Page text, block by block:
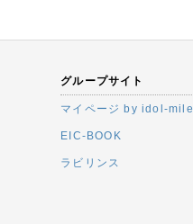
グループサイト
マイページ by idol-mile
EIC-BOOK
ラビリンス